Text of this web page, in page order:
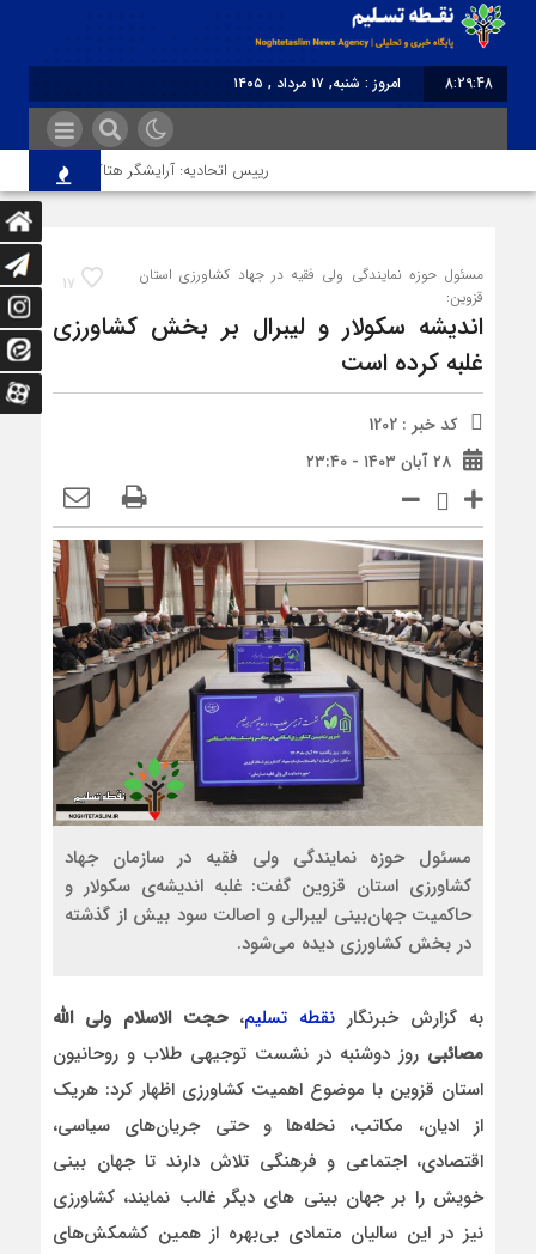
8:29:48
امروز : شنبه, ۱۷ مرداد , ۱۴۰۵
رییس اتحادیه: آرایشگر هتاک در قزوین عضو
17
مسئول حوزه نمایندگی ولی فقیه در جهاد کشاورزی استان
قزوین:
اندیشه‌ سکولار و لیبرال بر بخش کشاورزی
غلبه کرده است
کد خبر : 1202
۲۸ آبان ۱۴۰۳ - ۲۳:۴۰
مسئول حوزه نمایندگی ولی فقیه در سازمان جهاد
کشاورزی استان قزوین گفت: غلبه اندیشه‌ی سکولار و
حاکمیت جهان‌بینی لیبرالی و اصالت سود بیش از گذشته
در بخش کشاورزی دیده می‌شود.
به گزارش خبرنگار نقطه تسلیم،حجت الاسلام ولی الله
مصائبی روز دوشنبه در نشست توجیهی طلاب و روحانیون
استان قزوین با موضوع اهمیت کشاورزی اظهار کرد: هریک
از ادیان، مکاتب، نحله‌ها و حتی جریان‌های سیاسی،
اقتصادی، اجتماعی و فرهنگی تلاش دارند تا جهان بینی
خویش را بر جهان بینی های دیگر غالب نمایند، کشاورزی
نیز در این سالیان متمادی بی‌بهره از همین کشمکش‌های